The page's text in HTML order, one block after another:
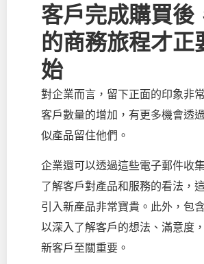
客戶完成購買後
的商務旅程才正
始
對企業而言，留下正面的印象非
客戶數量的增加，有更多機會透
似產品留住他們。
企業還可以透過這些電子郵件收
了解客戶對產品和服務的看法，
引入新產品非常寶貴。此外，包
以深入了解客戶的想法、滿意度
新客戶至關重要。